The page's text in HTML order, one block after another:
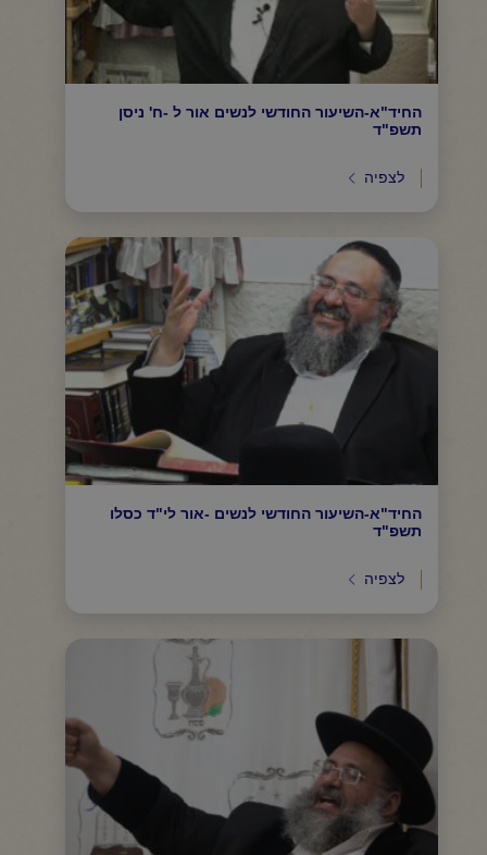
החיד"א-השיעור החודשי לנשים אור ל -ח' ניסן
תשפ"ד
לצפיה
החיד"א-השיעור החודשי לנשים -אור לי"ד כסלו
תשפ"ד
לצפיה